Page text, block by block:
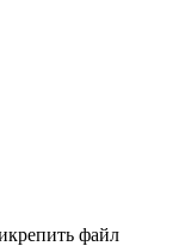
файл